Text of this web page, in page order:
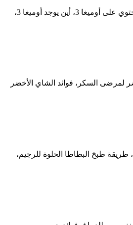
اوميغا 3، الفواكه التي تحتوي على أوميجا 3، الخضروات التي تحتوي على أوميجا 3، أعشاب بها أوميجا 3، أطعمة تحتوي على الأوميغا 3 للحامل، أوميجا 3، المأكولات التي تحتوي على أوميغا 3، أين يوجد أوميغا 3،
لمرضى السكر، فوائد الشاي الأخضر
طريقة طبخ البطاطا الحلوة للرجيم،